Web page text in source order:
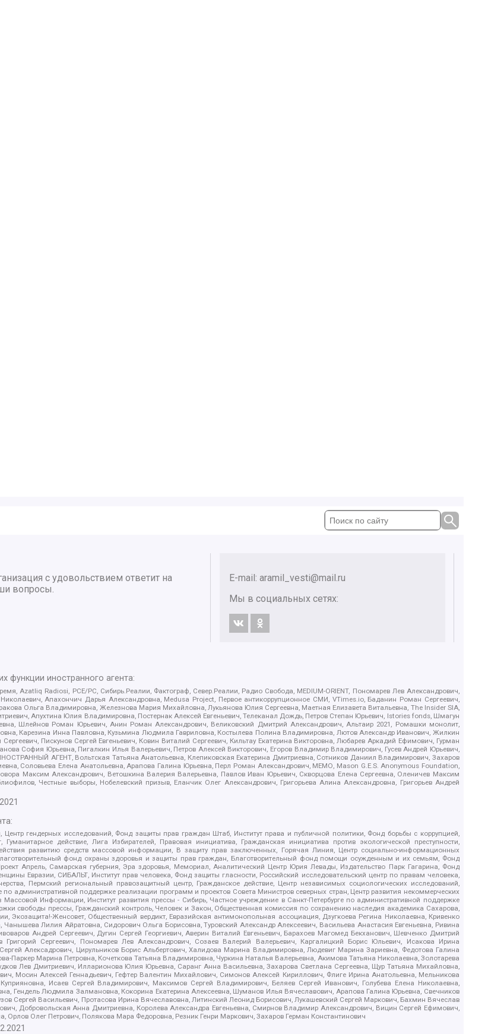
с удовольствием ответит на
вопросы.
E-mail: aramil_vesti@mail.ru
Мы в социальных сетях:
иностранного агента:
Azatliq Radiosi, PCE/PC, Сибирь.Реалии, Фактограф, Север.Реалии, Радио Свобода, MEDIUM-ORIENT, Пономарев Лев Александрович,
Апахончич Дарья Александровна, Medusa Project, Первое антикоррупционное СМИ, VTimes.io, Баданин Роман Сергеевич,
Ольга Владимировна, Железнова Мария Михайловна, Лукьянова Юлия Сергеевна, Маетная Елизавета Витальевна, The Insider SIA,
Апухтина Юлия Владимировна, Постернак Алексей Евгеньевич, Телеканал Дождь, Петров Степан Юрьевич, Istories fonds, Шмагун
Шлейнов Роман Юрьевич, Анин Роман Александрович, Великовский Дмитрий Александрович, Альтаир 2021, Ромашки монолит,
Карезина Инна Павловна, Кузьмина Людмила Гавриловна, Костылева Полина Владимировна, Лютов Александр Иванович, Жилкин
Пискунов Сергей Евгеньевич, Ковин Виталий Сергеевич, Кильтау Екатерина Викторовна, Любарев Аркадий Ефимович, Гурман
София Юрьевна, Пигалкин Илья Валерьевич, Петров Алексей Викторович, Егоров Владимир Владимирович, Гусев Андрей Юрьевич,
АГЕНТ, Вольтская Татьяна Анатольевна, Клепиковская Екатерина Дмитриевна, Сотников Даниил Владимирович, Захаров
Соловьева Елена Анатольевна, Арапова Галина Юрьевна, Перл Роман Александрович, МЕМО, Mason G.E.S. Anonymous Foundation,
Максим Александрович, Ветошкина Валерия Валерьевна, Павлов Иван Юрьевич, Скворцова Елена Сергеевна, Оленичев Максим
Честные выборы, Нобелевский призыв, Еланчик Олег Александрович, Григорьева Алина Александровна, Григорьев Андрей
гендерных исследований, Фонд защиты прав граждан Штаб, Институт права и публичной политики, Фонд борьбы с коррупцией,
действие, Лига Избирателей, Правовая инициатива, Гражданская инициатива против экологической преступности,
развитию средств массовой информации, В защиту прав заключенных, Горячая Линия, Центр социально-информационных
фонд охраны здоровья и защиты прав граждан, Благотворительный фонд помощи осужденным и их семьям, Фонд
Апрель, Самарская губерния, Эра здоровья, Мемориал, Аналитический Центр Юрия Левады, Издательство Парк Гагарина, Фонд
Евразии, СИБАЛЬТ, Институт прав человека, Фонд защиты гласности, Российский исследовательский центр по правам человека,
Пермский региональный правозащитный центр, Гражданское действие, Центр независимых социологических исследований,
поддержке реализации программ и проектов Совета Министров северных стран, Центр развития некоммерческих
Информации, Институт развития прессы - Сибирь, Частное учреждение в Санкт-Петербурге по административной поддержке
свободы прессы, Гражданский контроль, Человек и Закон, Общественная комиссия по сохранению наследия академика Сахарова,
Экозащита!-Женсовет, Общественный вердикт, Евразийская антимонопольная ассоциация, Дзугкоева Регина Николаевна, Кривенко
Лилия Айратовна, Сидорович Ольга Борисовна, Туровский Александр Алексеевич, Васильева Анастасия Евгеньевна, Ривина
Андрей Сергеевич, Дугин Сергей Георгиевич, Аверин Виталий Евгеньевич, Барахоев Магомед Бекханович, Шевченко Дмитрий
Сергеевич, Пономарев Лев Александрович, Созаев Валерий Валерьевич, Каргалицкий Борис Юльевич, Исакова Ирина
Алексадрович, Цирульников Борис Альбертович, Халидова Марина Владимировна, Людевиг Марина Зариевна, Федотова Галина
Паркер Марина Петровна, Кочеткова Татьяна Владимировна, Чуркина Наталья Валерьевна, Акимова Татьяна Николаевна, Золотарева
Лев Дмитриевич, Илларионова Юлия Юрьевна, Саранг Анна Васильевна, Захарова Светлана Сергеевна, Щур Татьяна Михайловна,
Мосин Алексей Геннадьевич, Гефтер Валентин Михайлович, Симонов Алексей Кириллович, Флиге Ирина Анатольевна, Мельникова
Исаев Сергей Владимирович, Максимов Сергей Владимирович, Беляев Сергей Иванович, Голубева Елена Николаевна,
Гендель Людмила Залмановна, Кокорина Екатерина Алексеевна, Шуманов Илья Вячеславович, Арапова Галина Юрьевна, Свечников
Сергей Васильевич, Протасова Ирина Вячеславовна, Литинский Леонид Борисович, Лукашевский Сергей Маркович, Бахмин Вячеслав
Добровольская Анна Дмитриевна, Королева Александра Евгеньевна, Смирнов Владимир Александрович, Вицин Сергей Ефимович,
Олег Петрович, Полякова Мара Федоровна, Резник Генри Маркович, Захаров Герман Константинович